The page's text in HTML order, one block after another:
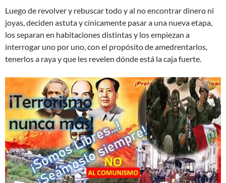
Luego de revolver y rebuscar todo y al no encontrar dinero ni
joyas, deciden astuta y cínicamente pasar a una nueva etapa,
los separan en habitaciones distintas y los empiezan a
interrogar uno por uno, con el propósito de amedrentarlos,
tenerlos a raya y que les revelen dónde está la caja fuerte.